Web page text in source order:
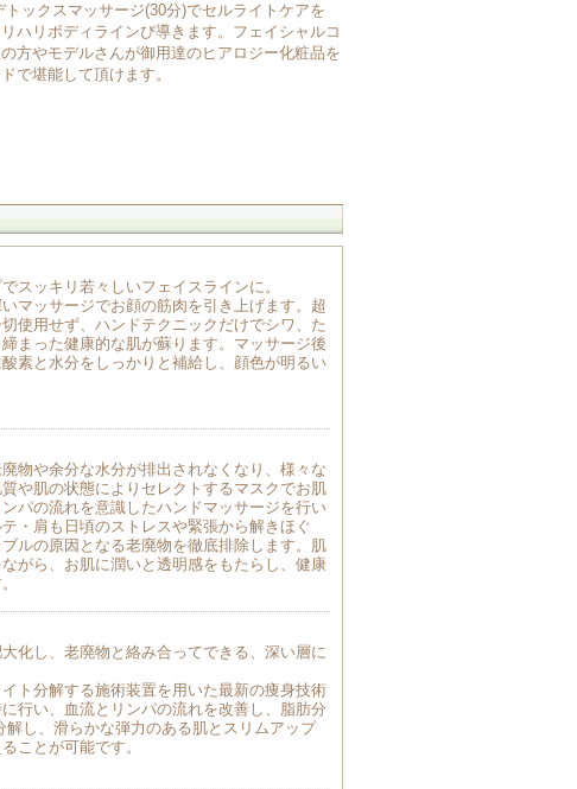
トックスマッサージ(30分)でセルライトケアを
ハリボディラインび導きます。フェイシャルコ
方やモデルさんが御用達のヒアロジー化粧品を
で堪能して頂けます。
スッキリ若々しいフェイスラインに。
マッサージでお顔の筋肉を引き上げます。超
使用せず、ハンドテクニックだけでシワ、た
まった健康的な肌が蘇ります。マッサージ後
素と水分をしっかりと補給し、顔色が明るい
物や余分な水分が排出されなくなり、様々な
や肌の状態によりセレクトするマスクでお肌
パの流れを意識したハンドマッサージを行い
・肩も日頃のストレスや緊張から解きほぐ
ルの原因となる老廃物を徹底排除します。肌
がら、お肌に潤いと透明感をもたらし、健康
化し、老廃物と絡み合ってできる、深い層に
ト分解する施術装置を用いた最新の痩身技術
行い、血流とリンパの流れを改善し、脂肪分
し、滑らかな弾力のある肌とスリムアップ
ことが可能です。